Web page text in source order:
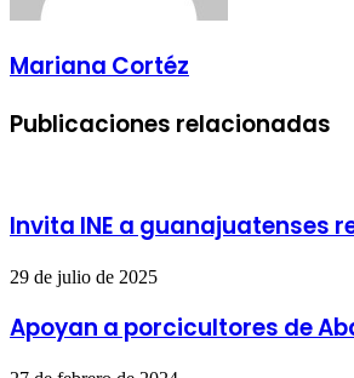
Mariana Cortéz
Publicaciones relacionadas
Invita INE a guanajuatenses
29 de julio de 2025
Apoyan a porcicultores de